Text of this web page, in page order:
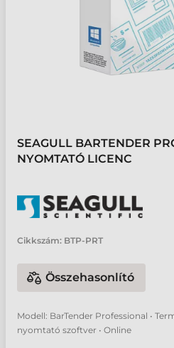
SEAGULL BARTENDER
NYOMTATÓ LICENC
Cikkszám: BTP-PRT
Összehasonlító
Modell: BarTender Professional •
nyomtató szoftver • Online